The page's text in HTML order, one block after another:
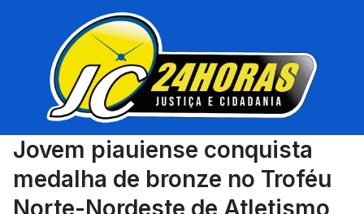
Jovem piauiense conquista
medalha de bronze no Troféu